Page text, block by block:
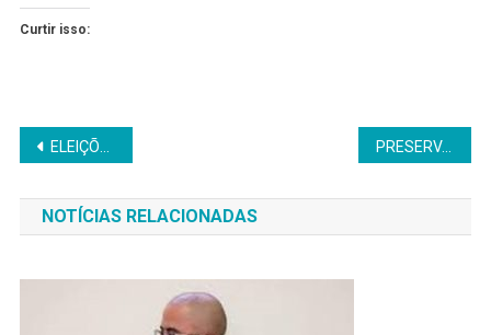
Curtir isso:
Navegação
de
Post
ELEIÇÕES 2018: CACETE PÃO DIVIDIDO FICA EM 3º LUGAR NA PREFERÊNCIA DO FRANCISCANO E AJUDA ELEGER CINCO DO SEU PARTIDO PRESERVAÇÃO DA FERTILIDADE É ALTERNATIVA PARA MULHERES E HOMENS QUE DESEJAM TER FILHOS
NOTÍCIAS RELACIONADAS